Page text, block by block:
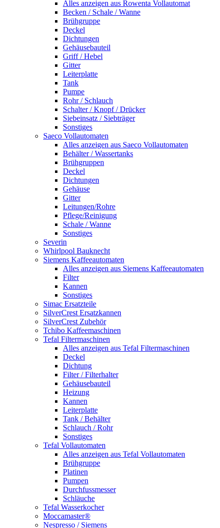
Alles anzeigen aus Rowenta Vollautomat
Becken / Schale / Wanne
Brühgruppe
Deckel
Dichtungen
Gehäusebauteil
Griff / Hebel
Gitter
Leiterplatte
Tank
Pumpe
Rohr / Schlauch
Schalter / Knopf / Drücker
Siebeinsatz / Siebträger
Sonstiges
Saeco Vollautomaten
Alles anzeigen aus Saeco Vollautomaten
Behälter / Wassertanks
Brühgruppen
Deckel
Dichtungen
Gehäuse
Gitter
Leitungen/Rohre
Pflege/Reinigung
Schale / Wanne
Sonstiges
Severin
Whirlpool Bauknecht
Siemens Kaffeeautomaten
Alles anzeigen aus Siemens Kaffeeautomaten
Filter
Kannen
Sonstiges
Simac Ersatzteile
SilverCrest Ersatzkannen
SilverCrest Zubehör
Tchibo Kaffeemaschinen
Tefal Filtermaschinen
Alles anzeigen aus Tefal Filtermaschinen
Deckel
Dichtung
Filter / Filterhalter
Gehäusebauteil
Heizung
Kannen
Leiterplatte
Tank / Behälter
Schlauch / Rohr
Sonstiges
Tefal Vollautomaten
Alles anzeigen aus Tefal Vollautomaten
Brühgruppe
Platinen
Pumpen
Durchfussmesser
Schläuche
Tefal Wasserkocher
Moccamaster®
Nespresso / Siemens